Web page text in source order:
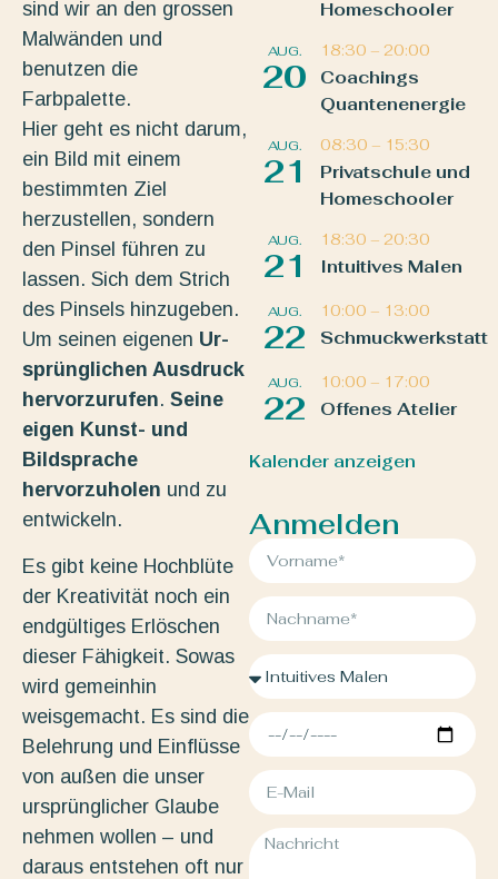
sind wir an den grossen
Malwänden und
benutzen die
Farbpalette.
Hier geht es nicht darum,
ein Bild mit einem
bestimmten Ziel
herzustellen, sondern
den Pinsel führen zu
lassen. Sich dem Strich
des Pinsels hinzugeben.
Um seinen eigenen Ur-
sprünglichen Ausdruck
hervorzurufen. Seine
eigen Kunst- und
Bildsprache
hervorzuholen und zu
entwickeln.
Es gibt keine Hochblüte
der Kreativität noch ein
endgültiges Erlöschen
dieser Fähigkeit. Sowas
wird gemeinhin
weisgemacht. Es sind die
Belehrung und Einflüsse
von außen die unser
ursprünglicher Glaube
nehmen wollen – und
daraus entstehen oft nur
Homeschooler
AUG.
20
18:30 – 20:00
Coachings
Quantenenergie
AUG.
21
08:30 – 15:30
Privatschule und
Homeschooler
AUG.
21
18:30 – 20:30
Intuitives Malen
AUG.
22
10:00 – 13:00
Schmuckwerkstatt
AUG.
22
10:00 – 17:00
Offenes Atelier
Kalender anzeigen
Anmelden